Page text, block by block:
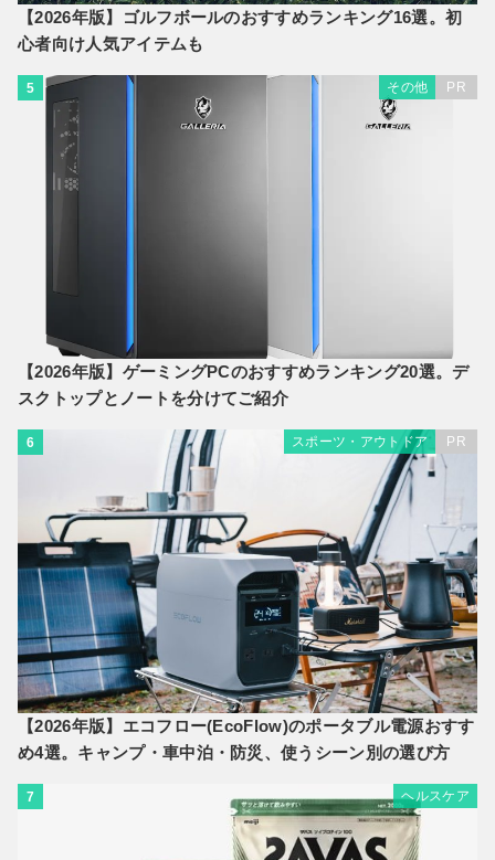
【2026年版】ゴルフボールのおすすめランキング16選。初
心者向け人気アイテムも
5 その他 PR
【2026年版】ゲーミングPCのおすすめランキング20選。デ
スクトップとノートを分けてご紹介
6 スポーツ・アウトドア PR
【2026年版】エコフロー(EcoFlow)のポータブル電源おすす
め4選。キャンプ・車中泊・防災、使うシーン別の選び方
7 ヘルスケア